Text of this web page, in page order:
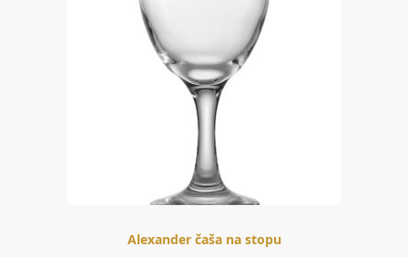
Alexander čaša na stopu